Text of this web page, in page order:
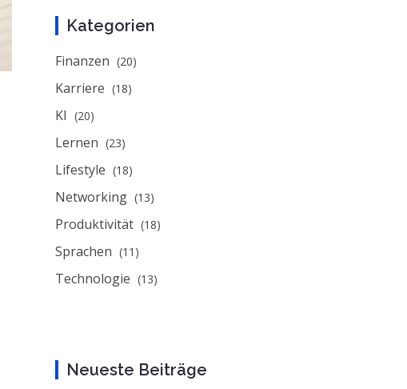
Kategorien
Finanzen (20)
Karriere (18)
KI (20)
Lernen (23)
Lifestyle (18)
Networking (13)
Produktivität (18)
Sprachen (11)
Technologie (13)
Neueste Beiträge